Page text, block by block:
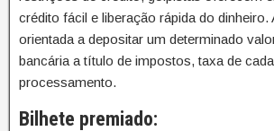
crédito fácil e liberação rápida do dinheiro.
orientada a depositar um determinado
bancária a título de impostos, taxa de
processamento.
Bilhete premiado: